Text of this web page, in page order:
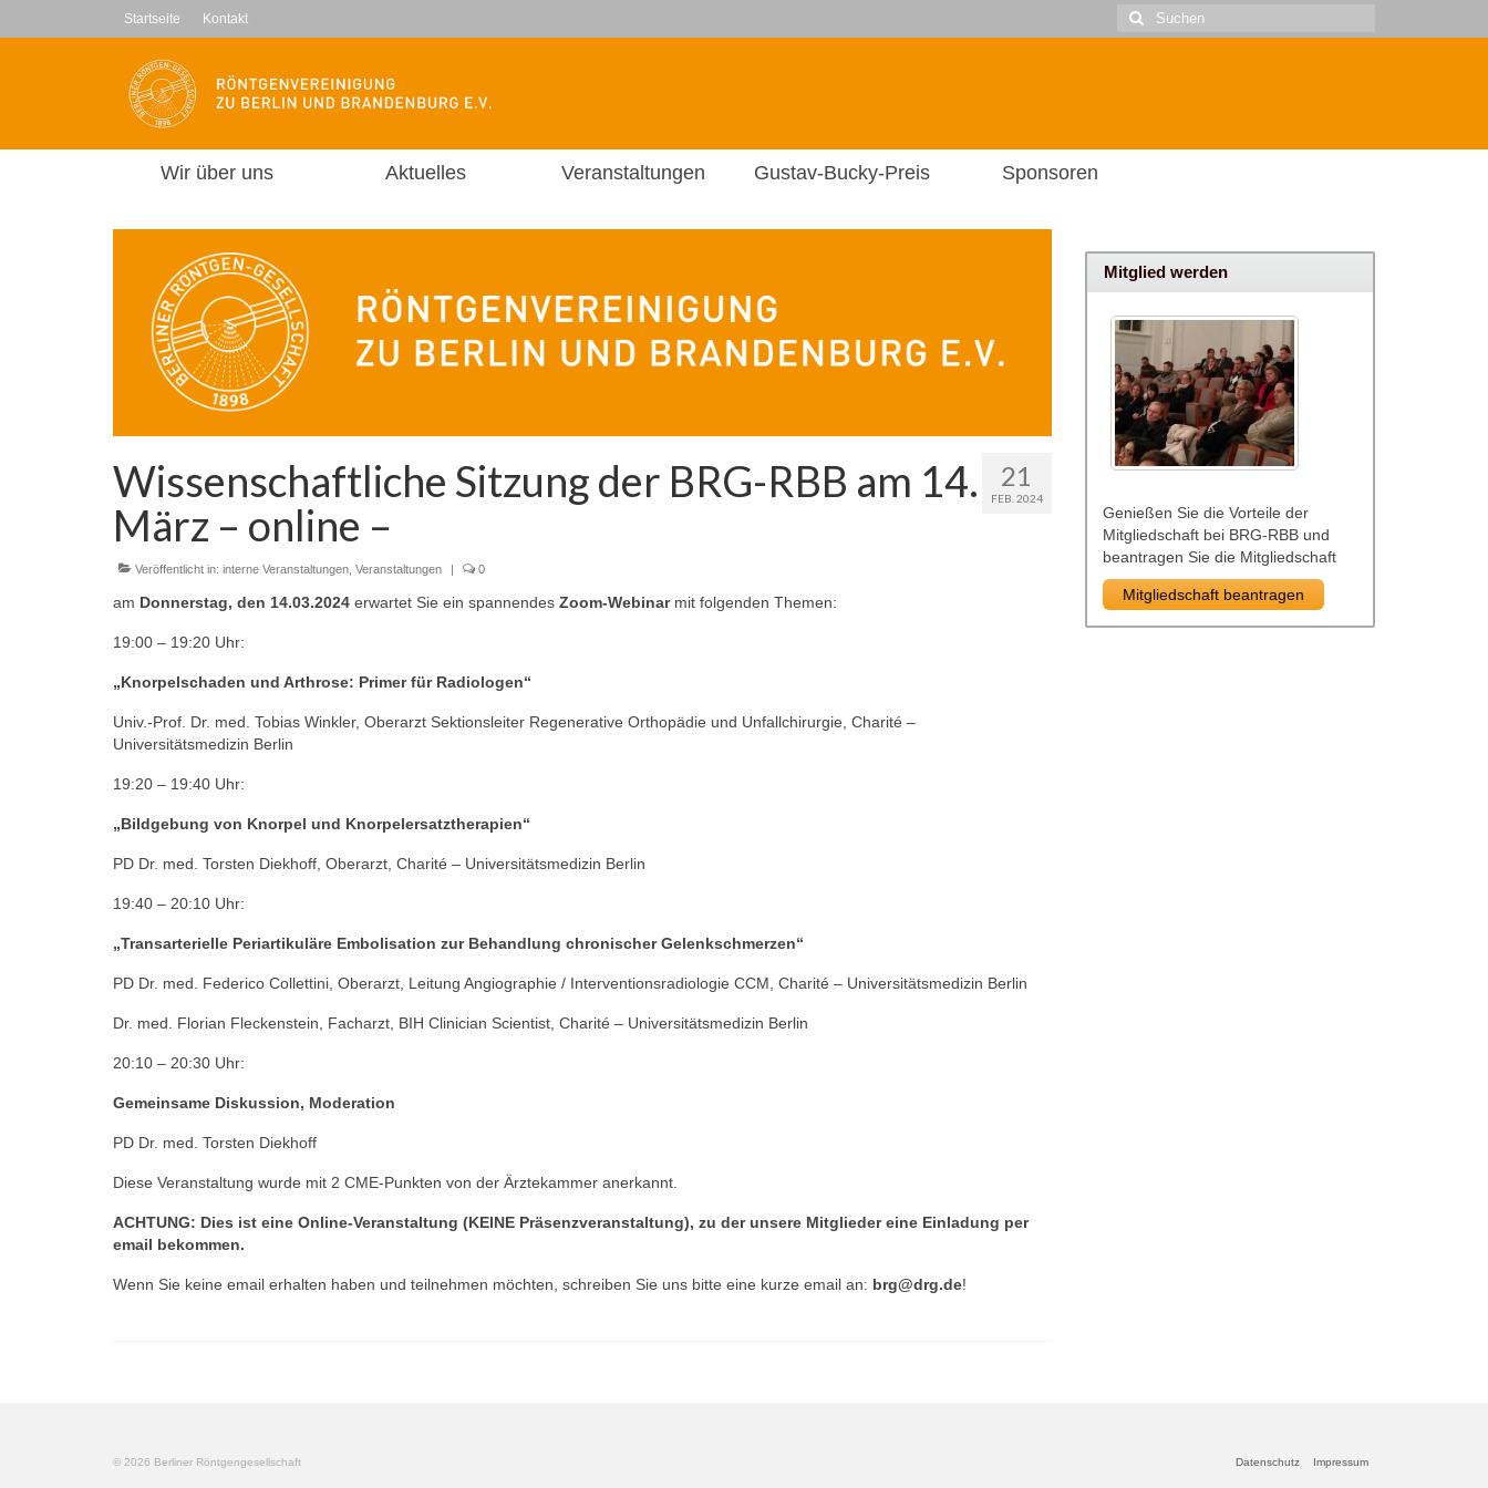
Startseite Kontakt
Suche
nach:
Wir über uns Aktuelles Veranstaltungen Gustav-Bucky-Preis Sponsoren
21
FEB. 2024
Wissenschaftliche Sitzung der BRG-RBB am 14.
März – online –
Veröffentlicht in: interne Veranstaltungen Veranstaltungen | 0
am Donnerstag, den 14.03.2024 erwartet Sie ein spannendes Zoom-Webinarmit folgenden Themen:
19:00 – 19:20 Uhr:
„Knorpelschaden und Arthrose: Primer für Radiologen“
Univ.-Prof. Dr. med. Tobias Winkler, Oberarzt Sektionsleiter Regenerative Orthopädie und Unfallchirurgie, Charité –
Universitätsmedizin Berlin
19:20 – 19:40 Uhr:
„Bildgebung von Knorpel und Knorpelersatztherapien“
PD Dr. med. Torsten Diekhoff, Oberarzt, Charité – Universitätsmedizin Berlin
19:40 – 20:10 Uhr:
„Transarterielle Periartikuläre Embolisation zur Behandlung chronischer Gelenkschmerzen“
PD Dr. med. Federico Collettini, Oberarzt, Leitung Angiographie / Interventionsradiologie CCM, Charité – Universitätsmedizin Berlin
Dr. med. Florian Fleckenstein, Facharzt, BIH Clinician Scientist, Charité – Universitätsmedizin Berlin
20:10 – 20:30 Uhr:
Gemeinsame Diskussion, Moderation
PD Dr. med. Torsten Diekhoff
Diese Veranstaltung wurde mit 2 CME-Punkten von der Ärztekammer anerkannt.
ACHTUNG: Dies ist eine Online-Veranstaltung (KEINE Präsenzveranstaltung), zu der unsere Mitglieder eine Einladung per
email bekommen.
Wenn Sie keine email erhalten haben und teilnehmen möchten, schreiben Sie uns bitte eine kurze email an: brg@drg.de!
Mitglied werden
Genießen Sie die Vorteile der
Mitgliedschaft bei BRG-RBB und
beantragen Sie die Mitgliedschaft
Mitgliedschaft beantragen
Datenschutz Impressum
© 2026 Berliner Röntgengesellschaft